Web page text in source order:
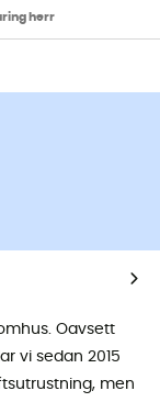
herr
Oavsett
vi sedan 2015
men